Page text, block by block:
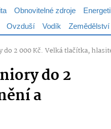
Obnovitelné zdroje
Ovzduší Vodík Zemědělství
2 000 Kč. Velká tlačítka,
do 2
a